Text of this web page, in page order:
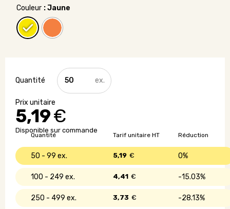
Couleur : Jaune
5,19€
Disponible sur commande
quantité
de
Gilet
sécurité
-
Classe
Quantité Réduction
Tarif unitaire HT
50 - 99 0%
5,19 €
100 - 249 15.03%
4,41 €
250 - 499 28.13%
3,73 €